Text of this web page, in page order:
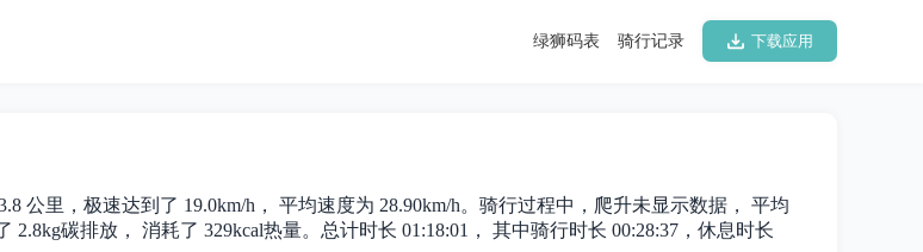
下载应用
骑行记录
绿狮码表
公里，极速达到了 19.0km/h， 平均速度为 28.90km/h。骑行过程中，爬升未显示数据， 平均
碳排放， 消耗了 329kcal热量。总计时长 01:18:01， 其中骑行时长 00:28:37，休息时长